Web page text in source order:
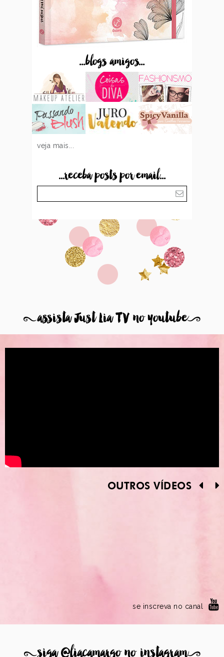
...blogs amigos...
veja mais...
...receba posts por email...
8assista Just Lia TV no youtube9
OUTROS VÍDEOS
se inscreva no canal
8siga @liacamargo no instagram9